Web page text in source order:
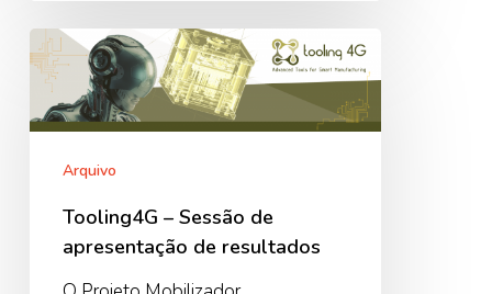
Tooling4G
–
Sessão
de
apresentação
Arquivo
Tooling4G – Sessão de
apresentação de resultados